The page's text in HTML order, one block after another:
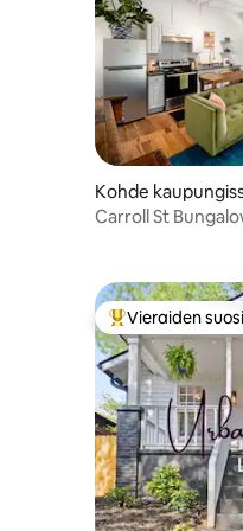
Kohde
Carroll St
Vieraiden
Vieraiden